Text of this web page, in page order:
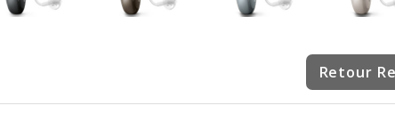
Retour